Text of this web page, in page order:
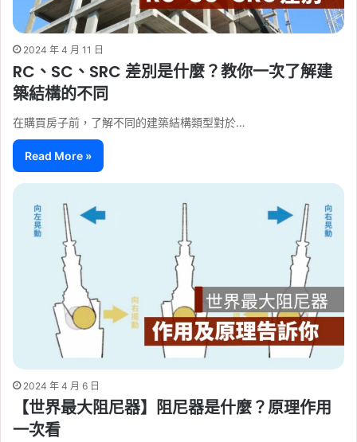
2024 年 4 月 11 日
RC、SC、SRC 差別是什麼？教你一次了解建
築結構的不同
在購買房子前，了解不同的建築結構類型對於…
Read More »
2024 年 4 月 6 日
【世界最大阻尼器】阻尼器是什麼？原理作用
一次看